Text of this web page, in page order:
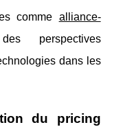
comme alliance-
perspectives
dans les
du pricing